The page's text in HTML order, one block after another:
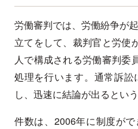
労働審判では、労働紛争が
立てをして、裁判官と労使
人で構成される労働審判委
処理を行います。通常訴
し、迅速に結論が出るとい
件数は、2006年に制度が